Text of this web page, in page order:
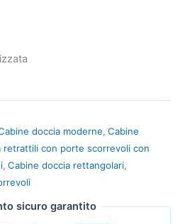
doccia moderne, Cabine
retrattili con porte scorrevoli con
, Cabine doccia rettangolari,
sicuro garantito